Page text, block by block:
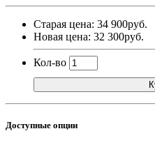
Старая цена: 34 900руб.
Новая цена: 32 300руб.
Кол-во
Доступные опции